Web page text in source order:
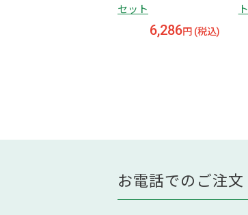
セット
6,286円 (税込)
ト
お電話でのご注文